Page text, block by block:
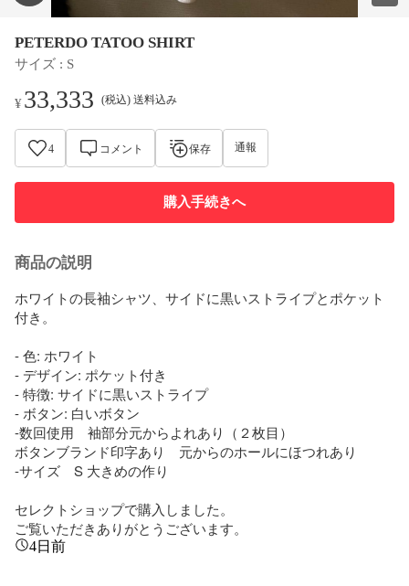
PETERDO TATOO SHIRT
サイズ : S
¥33,333 (税込) 送料込み
4 コメント 保存 通報
購入手続きへ
商品の説明
ホワイトの長袖シャツ、サイドに黒いストライプとポケット
付き。
- 色: ホワイト
- デザイン: ポケット付き
- 特徴: サイドに黒いストライプ
- ボタン: 白いボタン
-数回使用　袖部分元からよれあり（２枚目）
ボタンブランド印字あり　元からのホールにほつれあり
-サイズ　S 大きめの作り
セレクトショップで購入しました。
ご覧いただきありがとうございます。
4日前